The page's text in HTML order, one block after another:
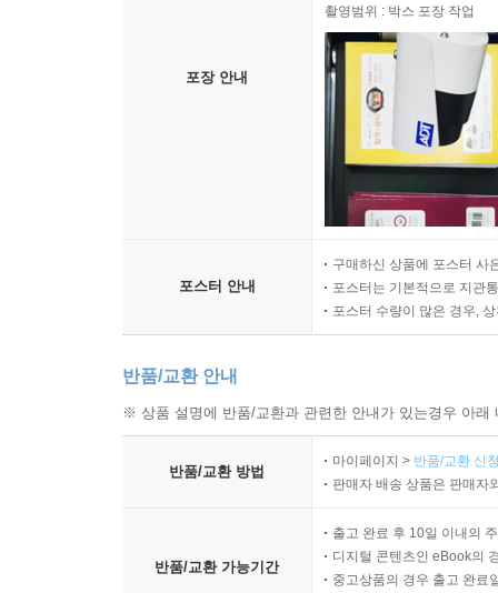
포장 안내
촬영범위 : 박스 포장 작업
포스터 안내
구매하신 상품에 포스터 사
포스터는 기본적으로 지관
포스터 수량이 많은 경우,
반품/교환 안내
※ 상품 설명에 반품/교환과 관련한 안내가 있는경우 아
반품/교환 방법
마이페이지 > 반품/교환 신
판매자 배송 상품은 판매자
반품/교환 가능기간
출고 완료 후 10일 이내의
디지털 콘텐츠인 eBook의
중고상품의 경우 출고 완료